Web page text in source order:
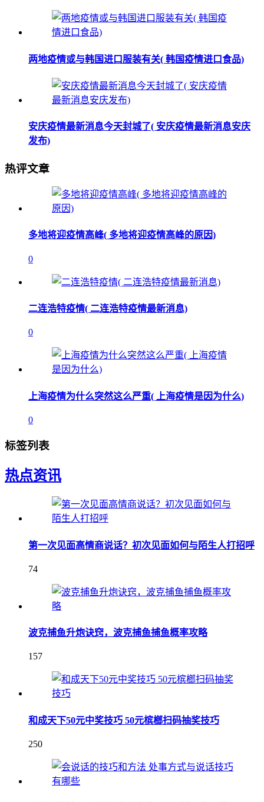
两地疫情或与韩国进口服装有关( 韩国疫情进口食品)
安庆疫情最新消息今天封城了( 安庆疫情最新消息安庆
发布)
热评文章
多地将迎疫情高峰( 多地将迎疫情高峰的原因)
0
二连浩特疫情( 二连浩特疫情最新消息)
0
上海疫情为什么突然这么严重( 上海疫情是因为什么)
0
标签列表
热点资讯
第一次见面高情商说话？初次见面如何与陌生人打招呼
74
波克捕鱼升炮诀窍，波克捕鱼捕鱼概率攻略
157
和成天下50元中奖技巧 50元槟榔扫码抽奖技巧
250